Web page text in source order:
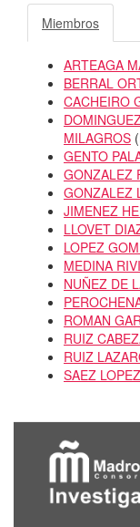
Miembros
ARTEAGA
BERRAL
CACHEIRO
MILAGROS (
GENTO
GONZALEZ
GONZALEZ
JIMENEZ
LLOVET
LOPEZ
MEDINA
NUÑEZ DE
ROMAN
RUIZ
RUIZ
SAEZ